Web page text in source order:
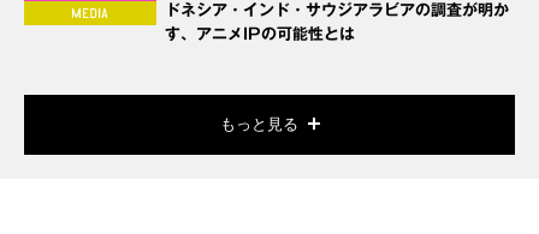
ドネシア・インド・サウジアラビアの調査が明か
す、アニメIPの可能性とは
もっと見る